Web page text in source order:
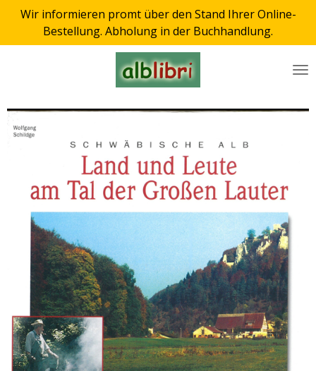
Zum
Hauptinhalt
springen
Wir informieren promt über den Stand Ihrer Online-
Bestellung. Abholung in der Buchhandlung.